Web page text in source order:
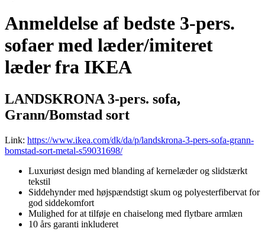
Anmeldelse af bedste 3-pers.
sofaer med læder/imiteret
læder fra IKEA
LANDSKRONA 3-pers. sofa,
Grann/Bomstad sort
Link: https://www.ikea.com/dk/da/p/landskrona-3-pers-sofa-grann-
bomstad-sort-metal-s59031698/
Luxuriøst design med blanding af kernelæder og slidstærkt
tekstil
Siddehynder med højspændstigt skum og polyesterfibervat for
god siddekomfort
Mulighed for at tilføje en chaiselong med flytbare armlæn
10 års garanti inkluderet